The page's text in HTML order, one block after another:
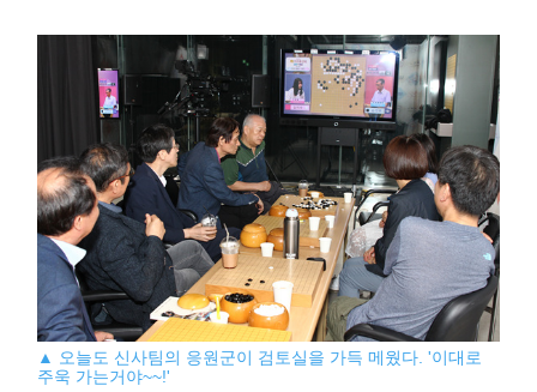
▲ 오늘도 신사팀의 응원군이 검토실을 가득 메웠다. '이대로
주욱 가는거야~~!'